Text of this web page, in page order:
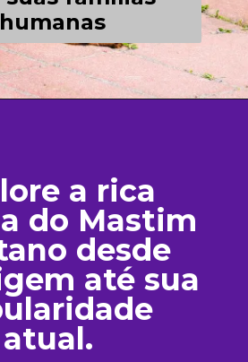
humanas
a rica
do Mastim
desde
até sua
atual.